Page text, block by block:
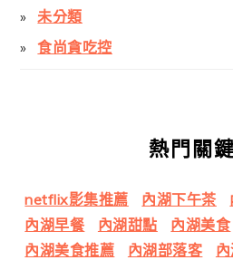
未分類
食尚貪吃控
熱門關
netflix影集推薦 內湖下午茶
內湖早餐
內湖甜點 內湖美食
內湖美食推薦
內湖部落客